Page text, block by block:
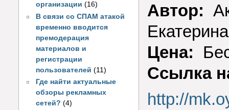
организации (16)
В связи со СПАМ атакой
временно вводится
премодерация
материалов и
регистрации
пользователей(11)
Где найти актуальные
обзоры рекламных
сетей? (4)
Автор:
Цена:
Ссылка
http://